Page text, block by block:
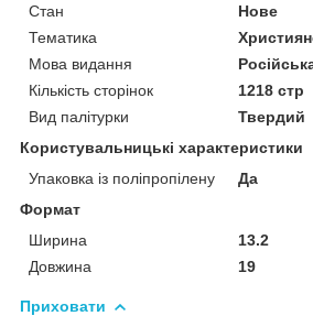
Стан
Нове
Тематика
Мова видання
Кількість сторінок
1218 стр
Вид палітурки
Твердий
Користувальницькі характеристики
Упаковка із поліпропілену
Да
Формат
Ширина
13.2
Довжина
19
Приховати